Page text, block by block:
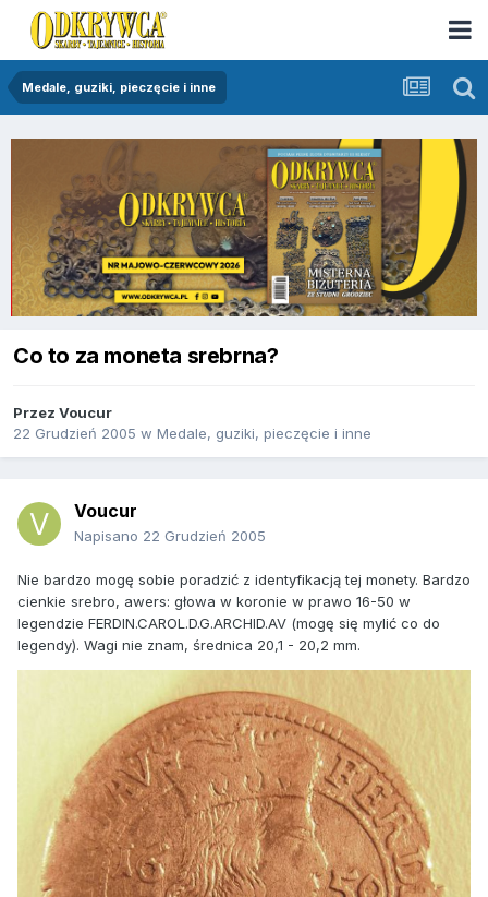
Medale, guziki, pieczęcie i inne
Co to za moneta srebrna?
Przez Voucur
22 Grudzień 2005 w Medale, guziki, pieczęcie i inne
Voucur
Napisano 22 Grudzień 2005
Nie bardzo mogę sobie poradzić z identyfikacją tej monety. Bardzo
cienkie srebro, awers: głowa w koronie w prawo 16-50 w
legendzie FERDIN.CAROL.D.G.ARCHID.AV (mogę się mylić co do
legendy). Wagi nie znam, średnica 20,1 - 20,2 mm.